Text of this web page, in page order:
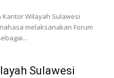
Kantor Wilayah Sulawesi
melaksanakan Forum
Sulawesi